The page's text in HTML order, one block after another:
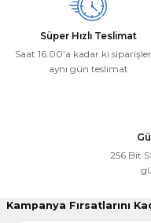
Süper Hızlı Teslimat
Saat 16:00’a kadar ki
aynı gün teslimat
256 Bit
Kampanya Fırsatlarını